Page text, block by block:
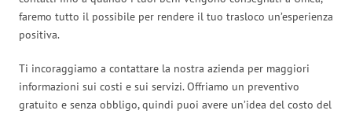
faremo tutto il possibile per rendere il tuo trasloco un’esperienza
positiva.
Ti incoraggiamo a contattare la nostra azienda per maggiori
informazioni sui costi e sui servizi. Offriamo un preventivo
gratuito e senza obbligo, quindi puoi avere un’idea del costo del